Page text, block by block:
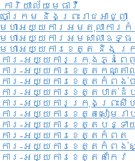
រិយាល័យ​មេធាវី​
ក្រម និងព្រះរាជអាជ្ញា
មហាអយ្យការអមតុលាការ
មហាអយ្យការអមសាលាឧទ្
មហាអយ្យការខេត្ត និង ក្
ការ-អយ្យការក្រុងភ្នំពេ
ារ-អយ្យការខេត្តកណ្តា
ារ-អយ្យការខេត្តកំពង់ច
ារ-អយ្យការខេត្តបាត់ដំ
ការ-អយ្យការ​ក្រុងព្រះសី
ារ-អយ្យការខេត្តសៀមរា
ារ-អយ្យការខេត្តបន្ទា
ារ-អយ្យការខេត្តកំពត
ការ-អយ្យការខេត្តកំពង់
ារ-អយ្យការខេត្តតាកែវ